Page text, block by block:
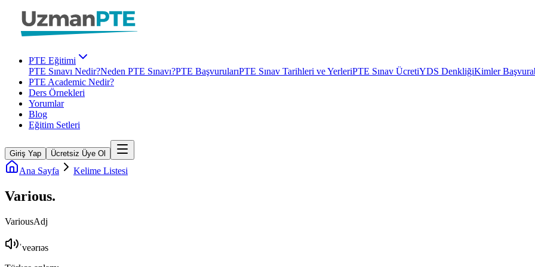
PTE Eğitimi
PTE Sınavı Nedir?Neden PTE Sınavı?PTE BaşvurularıPTE Sınav Tarihleri ve YerleriPTE Sınav ÜcretiYDS DenkliğiKimler
PTE Academic Nedir?
Ders Örnekleri
Yorumlar
Blog
Eğitim Setleri
Giriş Yap Ücretsiz Üye Ol
Ana Sayfa Kelime Listesi
Various.
VariousAdj
ˈveərɪəs